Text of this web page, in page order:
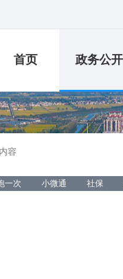
首页 政务公开
一次 小微通 社保